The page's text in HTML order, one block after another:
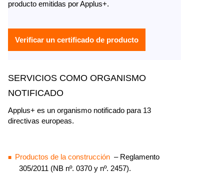
producto emitidas por Applus+.
Verificar un certificado de producto
SERVICIOS COMO ORGANISMO
NOTIFICADO
Applus+ es un organismo notificado para 13
directivas europeas.
Productos de la construcción – Reglamento
305/2011 (NB nº. 0370 y nº. 2457).